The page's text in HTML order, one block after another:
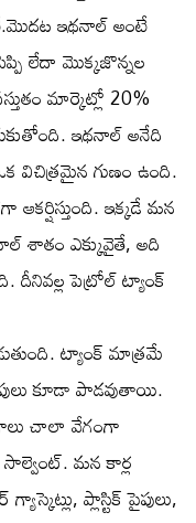
ఇథనాల్ అంటే
లేదా మొక్కజొన్నల
మార్కెట్లో 20%
ఇథనాల్ అనేది
విచిత్రమైన గుణం ఉంది.
ఇక్కడే మన
శాతం ఎక్కువైతే, అది
దీనివల్ల పెట్రోల్ ట్యాంక్
ట్యాంక్ మాత్రమే
కూడా పాడవుతాయి.
చాలా వేగంగా
మన కార్ల
ప్లాస్టిక్ పైపులు,